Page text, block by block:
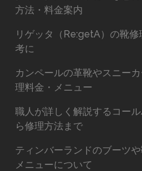
方法・料金案内
リゲッタ（Re:getA）の靴
考に
カンペールの革靴やスニー
理料金・メニュー
職人が詳しく解説するコー
ら修理方法まで
ティンバーランドのブーツ
メニューについて